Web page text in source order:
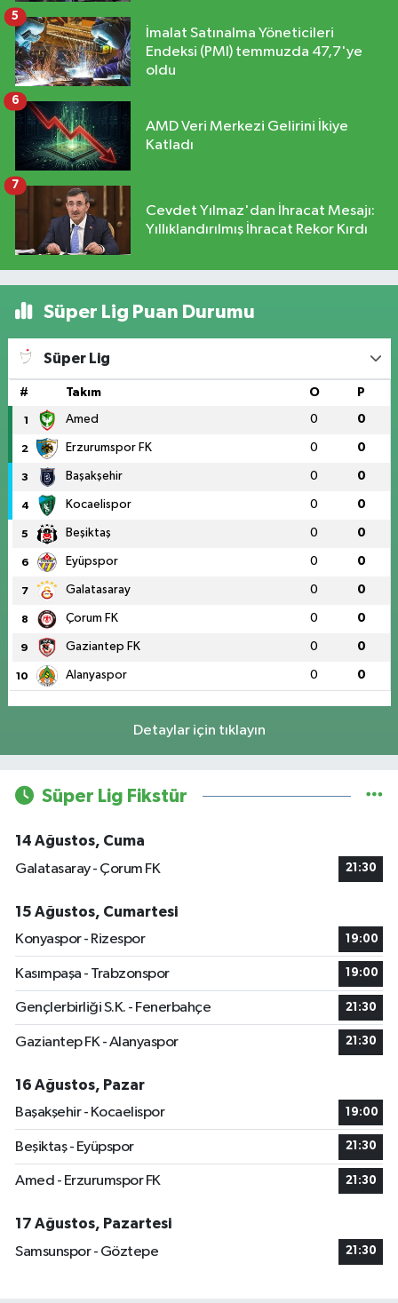
İmalat Satınalma Yöneticileri
Endeksi (PMI) temmuzda 47,7'ye
oldu
5
AMD Veri Merkezi Gelirini İkiye
Katladı
6
Cevdet Yılmaz'dan İhracat Mesajı:
Yıllıklandırılmış İhracat Rekor Kırdı
7
Süper Lig Puan Durumu
Süper Lig
# Takım O P
1 Amed 0 0
2 Erzurumspor FK 0 0
3 Başakşehir 0 0
4 Kocaelispor 0 0
5 Beşiktaş 0 0
6 Eyüpspor 0 0
7 Galatasaray 0 0
8 Çorum FK 0 0
9 Gaziantep FK 0 0
10 Alanyaspor 0 0
Detaylar için tıklayın
Süper Lig Fikstür
14 Ağustos, Cuma
Galatasaray - Çorum FK
21:30
15 Ağustos, Cumartesi
Konyaspor - Rizespor
19:00
Kasımpaşa - Trabzonspor 19:00
Gençlerbirliği S.K. - Fenerbahçe 21:30
Gaziantep FK - Alanyaspor 21:30
16 Ağustos, Pazar
Başakşehir - Kocaelispor
19:00
Beşiktaş - Eyüpspor 21:30
Amed - Erzurumspor FK 21:30
17 Ağustos, Pazartesi
Samsunspor - Göztepe
21:30